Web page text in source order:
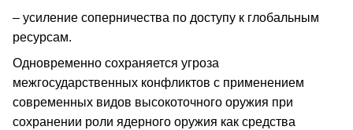
– усиление соперничества по доступу к глобальным
ресурсам.
Одновременно сохраняется угроза
межгосударственных конфликтов с применением
современных видов высокоточного оружия при
сохранении роли ядерного оружия как средства